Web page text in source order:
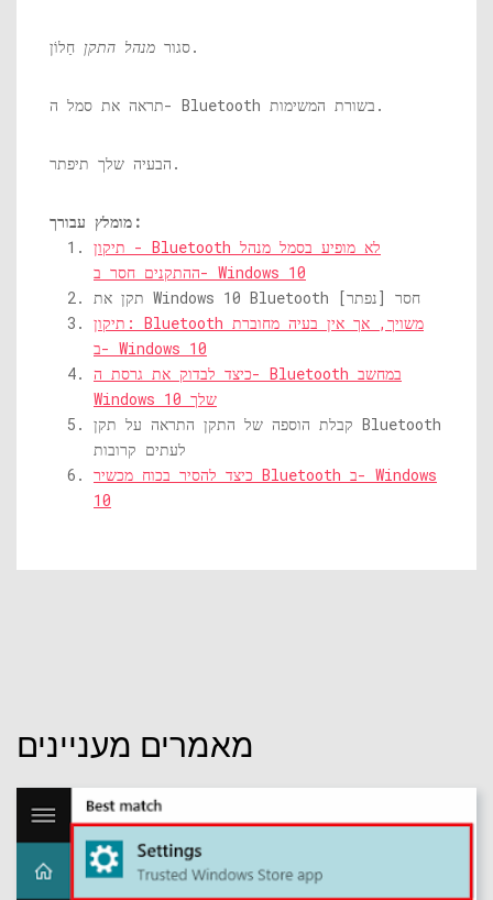
סגור מנהל התקן חַלוֹן.
תראה את סמל ה- Bluetooth בשורת המשימות.
הבעיה שלך תיפתר.
מומלץ עבורך:
תיקון - Bluetooth לא מופיע בסמל מנהל
ההתקנים חסר ב- Windows 10
תקן את Windows 10 Bluetooth חסר [נפתר]
תיקון: Bluetooth משויך, אך אין בעיה מחוברת
ב- Windows 10
כיצד לבדוק את גרסת ה- Bluetooth במחשב
Windows 10 שלך
קבלת הוספה של התקן התראה על תקן Bluetooth
לעתים קרובות
כיצד להסיר בכוח מכשיר Bluetooth ב- Windows
10
מאמרים מעניינים